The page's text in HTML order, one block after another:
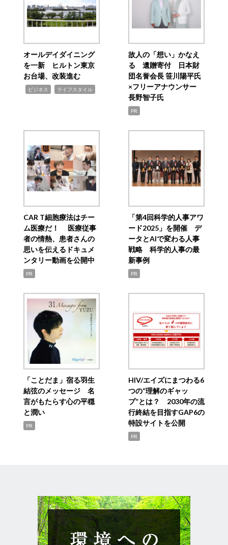
オールデイダイニング
を一新 ヒルトン東京
お台場、改装進む
ビジネス ライフスタイル
故人の「想い」かなえ
る 遺贈寄付 日本財
団名誉会長 笹川陽平氏
×フリーアナウンサー
長野智子氏
PR
CAR T細胞療法はチー
ム医療だ！ 医療従事
者の情熱、患者さんの
思いを伝えるドキュメ
ンタリー動画を公開中
PR
「第4回科学的人事アワ
ード2025」を開催 デ
ータとAIで変わる人事
戦略 科学的人事の最
新事例
PR
「ことだま」宿る羽生
結弦のメッセージ 名
言がもたらす心の平穏
と潤い
PR
HIV/エイズにまつわる6
つの“理解のギャッ
プ”とは？ 2030年の流
行終結を目指すGAP6の
特設サイトを公開
PR